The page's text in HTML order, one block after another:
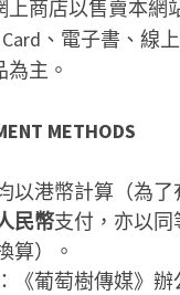
上商店以售賣本網
、電子書、線
主。
METHODS
以港幣計算（為了
民幣支付，亦以同
算）。
《葡萄樹傳媒》辦